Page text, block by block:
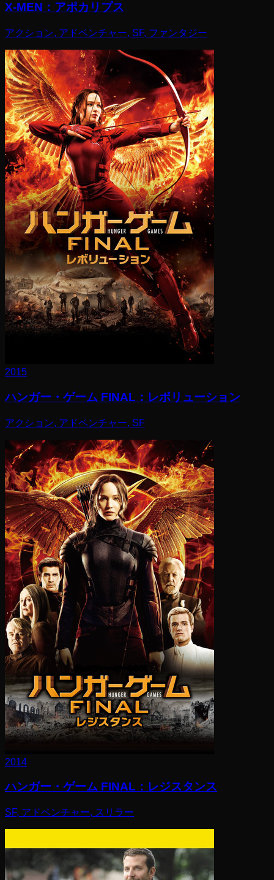
X-MEN：アポカリプス
アクション, アドベンチャー, SF, ファンタジー
2015
ハンガー・ゲーム FINAL：レボリューション
アクション, アドベンチャー, SF
2014
ハンガー・ゲーム FINAL：レジスタンス
SF, アドベンチャー, スリラー